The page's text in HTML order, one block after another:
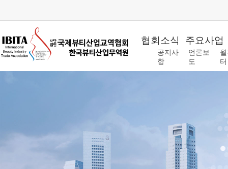
협회소식 주요사업
공지사
항
언론보
도
터